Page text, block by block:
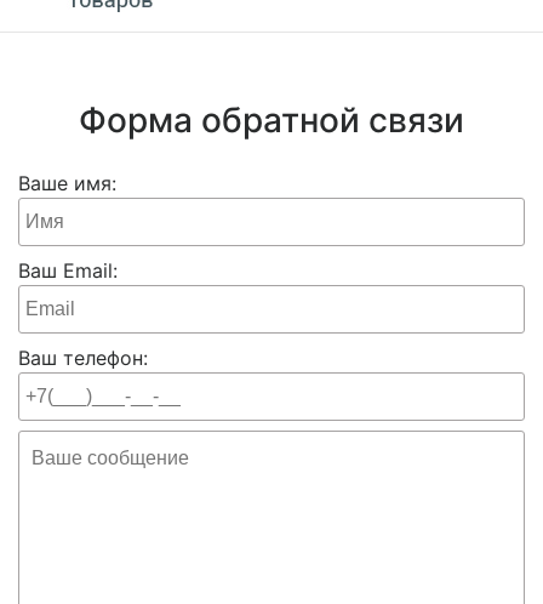
Форма обратной связи
Ваше имя:
Ваш Email:
Ваш телефон: